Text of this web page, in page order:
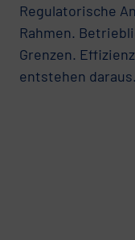
Regulatorische
Rahmen.
Grenzen.
entstehen daraus.